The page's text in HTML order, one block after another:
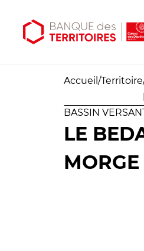
Accueil /Territoire
BASSIN
LE